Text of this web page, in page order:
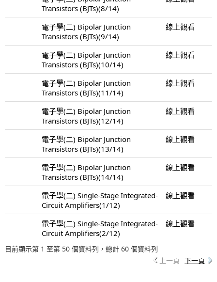
Transistors (BJTs)(8/14)
電子學(二) Bipolar Junction
Transistors (BJTs)(9/14)
線上觀看
電子學(二) Bipolar Junction
Transistors (BJTs)(10/14)
線上觀看
電子學(二) Bipolar Junction
Transistors (BJTs)(11/14)
線上觀看
電子學(二) Bipolar Junction
Transistors (BJTs)(12/14)
線上觀看
電子學(二) Bipolar Junction
Transistors (BJTs)(13/14)
線上觀看
電子學(二) Bipolar Junction
Transistors (BJTs)(14/14)
線上觀看
電子學(二) Single-Stage Integrated-
Circuit Amplifiers(1/12)
線上觀看
電子學(二) Single-Stage Integrated-
Circuit Amplifiers(2/12)
線上觀看
目前顯示第 1 至第 50 個資料列，總計 60 個資料列
上一頁 下一頁